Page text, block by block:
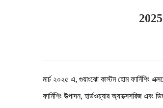
2025
মার্চ ২০২৫ এ, গুয়াংঝো কাস্টম হোম ফার্নিশিং
ফার্নিশিং উত্পাদন, হার্ডওয়্যার অ্যাক্সেসরিজ